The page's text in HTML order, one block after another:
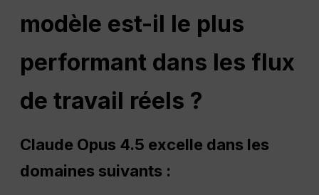
modèle est-il le plus
performant dans les flux
de travail réels ?
Claude Opus 4.5 excelle dans les
domaines suivants :